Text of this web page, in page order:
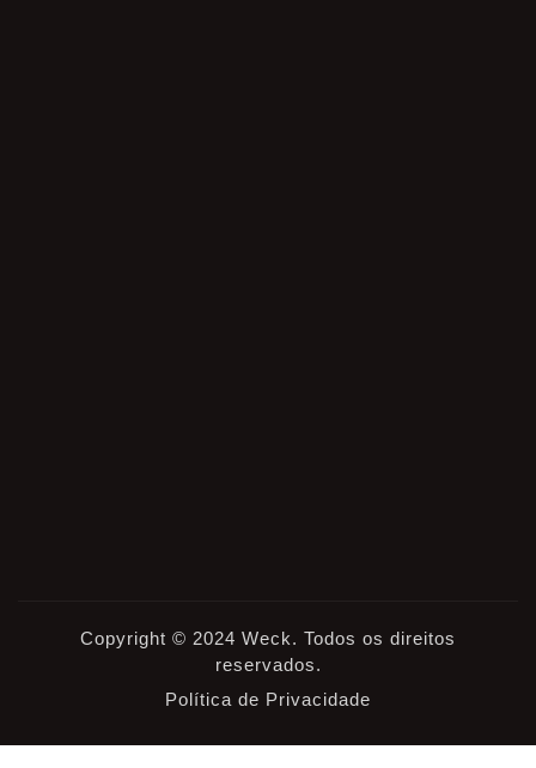
Copyright © 2024 Weck. Todos os direitos
reservados.
Política de Privacidade